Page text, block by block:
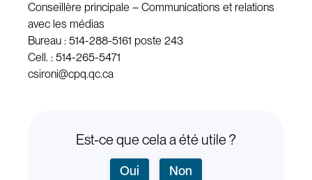
Conseillère principale – Communications et relations
avec les médias
Bureau : 514-288-5161 poste 243
Cell. : 514-265-5471
csironi@cpq.qc.ca
Est-ce que cela a été utile ?
Oui Non